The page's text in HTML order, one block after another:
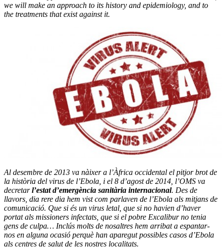
we will make an approach to its history and epidemiology, and to
the treatments that exist against it.
Al desembre de 2013 va nàixer a l’Àfrica occidental el pitjor brot de
la història del virus de l’Ebola, i el 8 d’agost de 2014, l’OMS va
decretarl’estat d’emergència sanitària internacional. Des de
llavors, dia rere dia hem vist com parlaven de l’Ebola als mitjans de
comunicació. Que si és un virus letal, que si no havien d’haver
portat als missioners infectats, que si el pobre Excalibur no tenia
gens de culpa… Inclús molts de nosaltres hem arribat a espantar-
nos en alguna ocasió perquè han aparegut possibles casos d’Ebola
als centres de salut de les nostres localitats.